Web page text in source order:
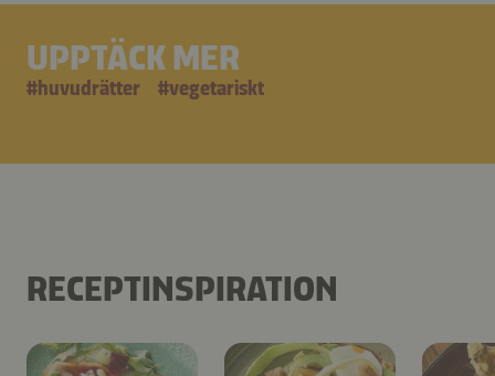
UPPTÄCK MER
#huvudrätter #vegetariskt
RECEPTINSPIRATION